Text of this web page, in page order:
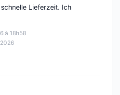
à 18h58
Lieferzeit. Ich